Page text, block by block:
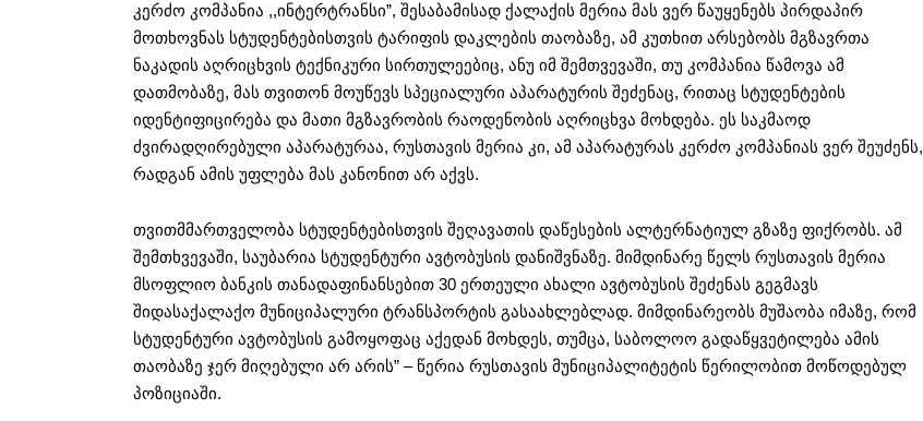
კერძო კომპანია ,,ინტერტრანსი”, შესაბამისად ქალაქის მერია მას ვერ წაუყენებს პირდაპირ
მოთხოვნას სტუდენტებისთვის ტარიფის დაკლების თაობაზე, ამ კუთხით არსებობს მგზავრთა
ნაკადის აღრიცხვის ტექნიკური სირთულეებიც, ანუ იმ შემთვევაში, თუ კომპანია წამოვა ამ
დათმობაზე, მას თვითონ მოუწევს სპეციალური აპარატურის შეძენაც, რითაც სტუდენტების
იდენტიფიცირება და მათი მგზავრობის რაოდენობის აღრიცხვა მოხდება. ეს საკმაოდ
ძვირადღირებული აპარატურაა, რუსთავის მერია კი, ამ აპარატურას კერძო კომპანიას ვერ შეუძენს,
რადგან ამის უფლება მას კანონით არ აქვს.
თვითმმართველობა სტუდენტებისთვის შეღავათის დაწესების ალტერნატიულ გზაზე ფიქრობს. ამ
შემთხვევაში, საუბარია სტუდენტური ავტობუსის დანიშვნაზე. მიმდინარე წელს რუსთავის მერია
მსოფლიო ბანკის თანადაფინანსებით 30 ერთეული ახალი ავტობუსის შეძენას გეგმავს
შიდასაქალაქო მუნიციპალური ტრანსპორტის გასაახლებლად. მიმდინარეობს მუშაობა იმაზე, რომ
სტუდენტური ავტობუსის გამოყოფაც აქედან მოხდეს, თუმცა, საბოლოო გადაწყვეტილება ამის
თაობაზე ჯერ მიღებული არ არის” – წერია რუსთავის მუნიციპალიტეტის წერილობით მოწოდებულ
პოზიციაში.